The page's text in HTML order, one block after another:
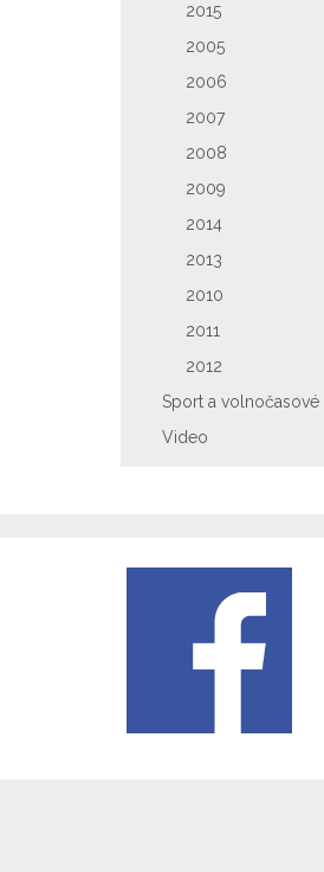
2015
2005
2006
2007
2008
2009
2014
2013
2010
2011
2012
Sport a volnočasové
Video